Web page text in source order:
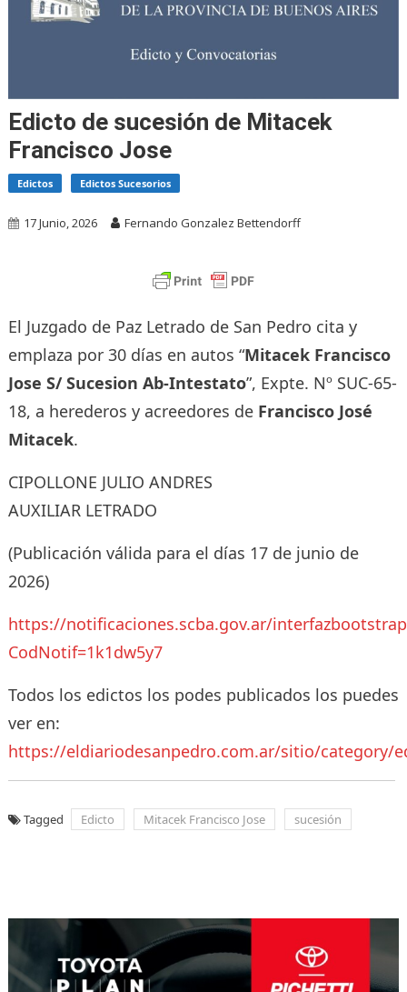
Edicto de sucesión de Mitacek
Francisco Jose
Edictos Edictos Sucesorios
17 Junio, 2026 Fernando Gonzalez Bettendorff
El Juzgado de Paz Letrado de San Pedro cita y
emplaza por 30 días en autos “Mitacek Francisco
Jose S/ Sucesion Ab-Intestato”, Expte. Nº SUC-65-
18, a herederos y acreedores de Francisco José
Mitacek.
CIPOLLONE JULIO ANDRES
AUXILIAR LETRADO
(Publicación válida para el días 17 de junio de
2026)
https://notificaciones.scba.gov.ar/
CodNotif=1k1dw5y7
Todos los edictos los podes publicados los puedes
ver en:
https://eldiariodesanpedro.com.ar/sitio/category/
Tagged Edicto Mitacek Francisco Jose sucesión
entradas